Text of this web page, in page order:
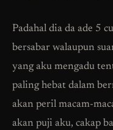
Padahal dia da ade 5
bersabar walaupun
yang aku mengadu
paling hebat dalam
akan peril macam-
akan puji aku, cakap